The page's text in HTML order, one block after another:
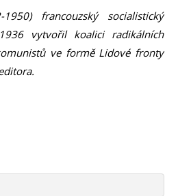
francouzský socialistický
vytvořil koalici radikálních
ve formě Lidové fronty